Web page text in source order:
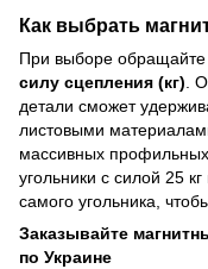
Как выбрать
При выборе
силу сцепления (кг) .
детали сможет
листовыми
массивных
угольники с силой 25
самого угольника,
Заказывайте
по Украине